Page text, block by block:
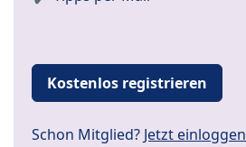
Kostenlos registrieren
Schon Mitglied? Jetzt einloggen